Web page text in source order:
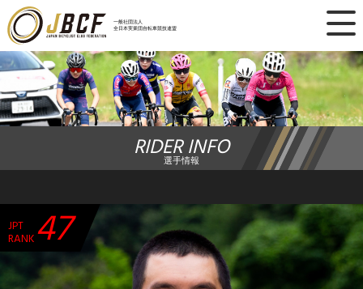
一般社団法人
全日本実業団自転車競技連盟
×
ニュース
レース日程
ランキング
チーム・選手
競技ガイド
RIDER INFO
選手情報
JPT
RANK47